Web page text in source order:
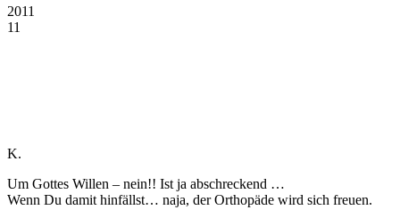
2011
11
K.
Um Gottes Willen – nein!! Ist ja abschreckend …
Wenn Du damit hinfällst… naja, der Orthopäde wird sich freuen.